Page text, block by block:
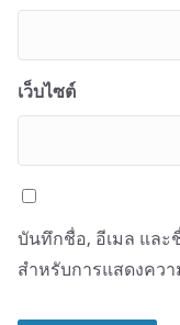
เว็บไซต์
บันทึกชื่อ, อีเมล และ
สำหรับการแสดงคว